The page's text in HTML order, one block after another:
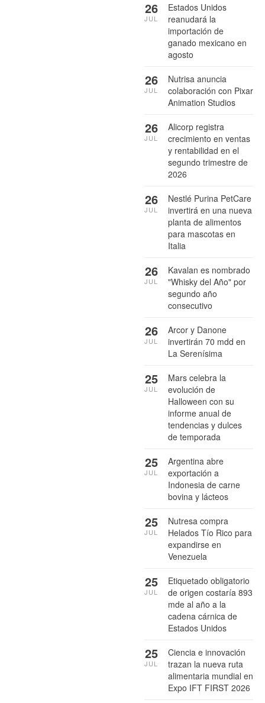
Estados Unidos
reanudará la
importación de
ganado mexicano en
agosto
26
JUL
Nutrisa anuncia
colaboración con Pixar
Animation Studios
26
JUL
Alicorp registra
crecimiento en ventas
y rentabilidad en el
segundo trimestre de
2026
26
JUL
Nestlé Purina PetCare
invertirá en una nueva
planta de alimentos
para mascotas en
Italia
26
JUL
Kavalan es nombrado
"Whisky del Año" por
segundo año
consecutivo
26
JUL
Arcor y Danone
invertirán 70 mdd en
La Serenísima
26
JUL
Mars celebra la
evolución de
Halloween con su
informe anual de
tendencias y dulces
de temporada
25
JUL
Argentina abre
exportación a
Indonesia de carne
bovina y lácteos
25
JUL
Nutresa compra
Helados Tío Rico para
expandirse en
Venezuela
25
JUL
Etiquetado obligatorio
de origen costaría 893
mde al año a la
cadena cárnica de
Estados Unidos
25
JUL
Ciencia e innovación
trazan la nueva ruta
alimentaria mundial en
Expo IFT FIRST 2026
25
JUL